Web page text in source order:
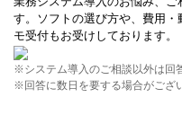
す。ソフトの選び方や、費用
モ受付もお受けしております。
※システム導入のご相談以外は回
※回答に数日を要する場合がござ